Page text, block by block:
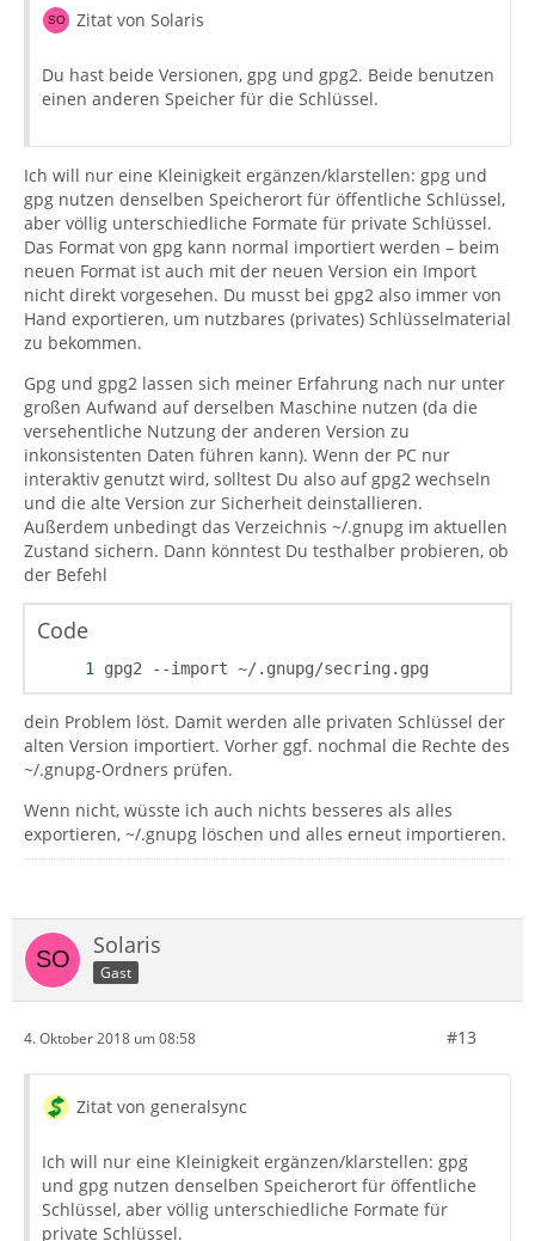
Zitat von Solaris
Du hast beide Versionen, gpg und gpg2. Beide benutzen
einen anderen Speicher für die Schlüssel.
Ich will nur eine Kleinigkeit ergänzen/klarstellen: gpg und
gpg nutzen denselben Speicherort für öffentliche Schlüssel,
aber völlig unterschiedliche Formate für private Schlüssel.
Das Format von gpg kann normal importiert werden – beim
neuen Format ist auch mit der neuen Version ein Import
nicht direkt vorgesehen. Du musst bei gpg2 also immer von
Hand exportieren, um nutzbares (privates) Schlüsselmaterial
zu bekommen.
Gpg und gpg2 lassen sich meiner Erfahrung nach nur unter
großen Aufwand auf derselben Maschine nutzen (da die
versehentliche Nutzung der anderen Version zu
inkonsistenten Daten führen kann). Wenn der PC nur
interaktiv genutzt wird, solltest Du also auf gpg2 wechseln
und die alte Version zur Sicherheit deinstallieren.
Außerdem unbedingt das Verzeichnis ~/.gnupg im aktuellen
Zustand sichern. Dann könntest Du testhalber probieren, ob
der Befehl
Code
gpg2 --import ~/.gnupg/secring.gpg
dein Problem löst. Damit werden alle privaten Schlüssel der
alten Version importiert. Vorher ggf. nochmal die Rechte des
~/.gnupg-Ordners prüfen.
Wenn nicht, wüsste ich auch nichts besseres als alles
exportieren, ~/.gnupg löschen und alles erneut importieren.
Solaris
Gast
4. Oktober 2018 um 08:58 #13
Zitat von generalsync
Ich will nur eine Kleinigkeit ergänzen/klarstellen: gpg
und gpg nutzen denselben Speicherort für öffentliche
Schlüssel, aber völlig unterschiedliche Formate für
private Schlüssel.